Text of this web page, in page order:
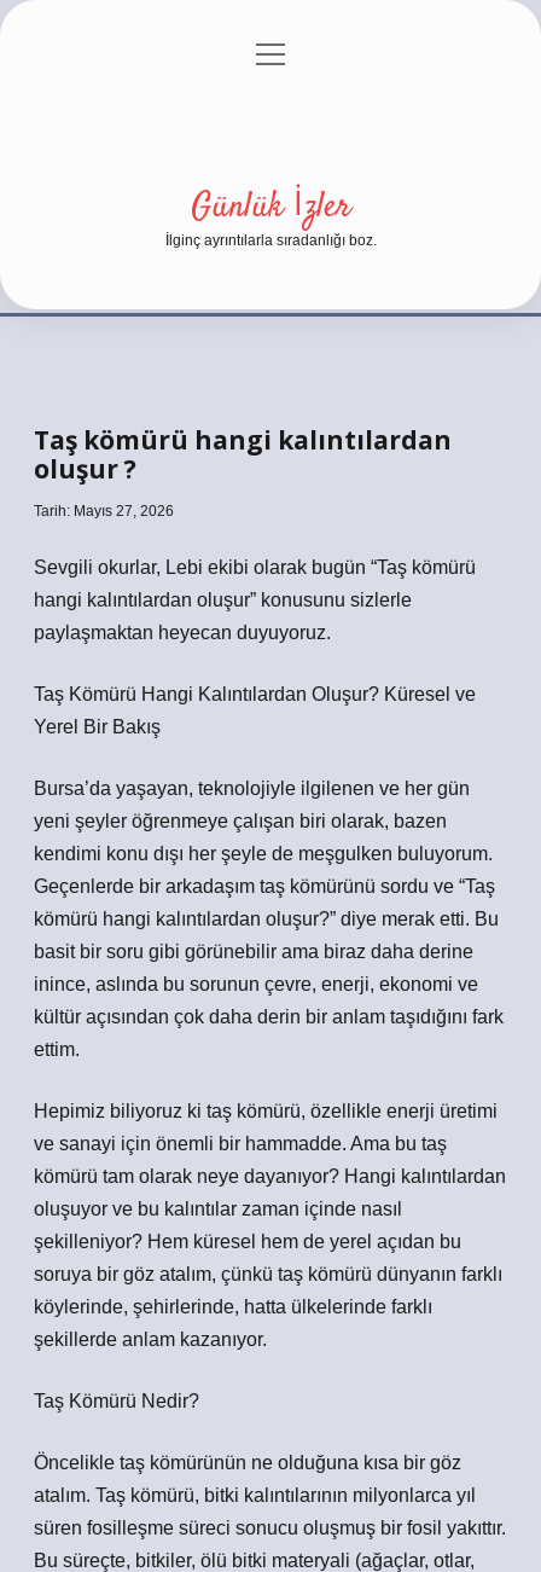
Gizlilik Politikası
menüyü
Günlük İzler
İlginç ayrıntılarla sıradanlığı boz.
Taş kömürü hangi kalıntılardan
oluşur ?
Tarih: Mayıs 27, 2026
Sevgili okurlar, Lebi ekibi olarak bugün “Taş kömürü
hangi kalıntılardan oluşur” konusunu sizlerle
paylaşmaktan heyecan duyuyoruz.
Taş Kömürü Hangi Kalıntılardan Oluşur? Küresel ve
Yerel Bir Bakış
Bursa’da yaşayan, teknolojiyle ilgilenen ve her gün
yeni şeyler öğrenmeye çalışan biri olarak, bazen
kendimi konu dışı her şeyle de meşgulken buluyorum.
Geçenlerde bir arkadaşım taş kömürünü sordu ve “Taş
kömürü hangi kalıntılardan oluşur?” diye merak etti. Bu
basit bir soru gibi görünebilir ama biraz daha derine
inince, aslında bu sorunun çevre, enerji, ekonomi ve
kültür açısından çok daha derin bir anlam taşıdığını fark
ettim.
Hepimiz biliyoruz ki taş kömürü, özellikle enerji üretimi
ve sanayi için önemli bir hammadde. Ama bu taş
kömürü tam olarak neye dayanıyor? Hangi kalıntılardan
oluşuyor ve bu kalıntılar zaman içinde nasıl
şekilleniyor? Hem küresel hem de yerel açıdan bu
soruya bir göz atalım, çünkü taş kömürü dünyanın farklı
köylerinde, şehirlerinde, hatta ülkelerinde farklı
şekillerde anlam kazanıyor.
Taş Kömürü Nedir?
Öncelikle taş kömürünün ne olduğuna kısa bir göz
atalım. Taş kömürü, bitki kalıntılarının milyonlarca yıl
süren fosilleşme süreci sonucu oluşmuş bir fosil yakıttır.
Bu süreçte, bitkiler, ölü bitki materyali (ağaçlar, otlar,